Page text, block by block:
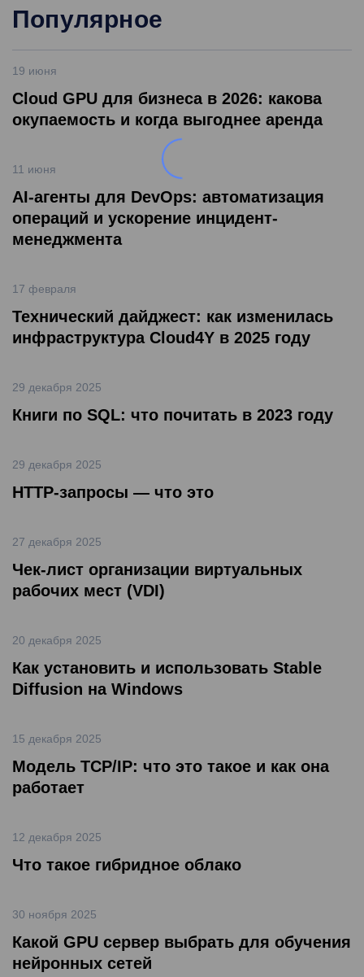
Популярное
19 июня
Cloud GPU для бизнеса в 2026: какова
окупаемость и когда выгоднее аренда
11 июня
AI-агенты для DevOps: автоматизация
операций и ускорение инцидент-
менеджмента
17 февраля
Технический дайджест: как изменилась
инфраструктура Cloud4Y в 2025 году
29 декабря 2025
Книги по SQL: что почитать в 2023 году
29 декабря 2025
HTTP-запросы — что это
27 декабря 2025
Чек-лист организации виртуальных
рабочих мест (VDI)
20 декабря 2025
Как установить и использовать Stable
Diffusion на Windows
15 декабря 2025
Модель TCP/IP: что это такое и как она
работает
12 декабря 2025
Что такое гибридное облако
30 ноября 2025
Какой GPU сервер выбрать для обучения
нейронных сетей